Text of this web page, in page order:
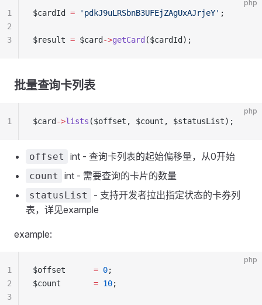
php
$cardId = 'pdkJ9uLRSbnB3UFEjZAgUxAJrjeY' ;
$result = $card ->getCard ($cardId);
1
2
3
批量查询卡列表
php
$card ->lists ($offset, $count, $statusList);
1
offset int - 查询卡列表的起始偏移量，从0开始
count int - 需要查询的卡片的数量
statusList
- 支持开发者拉出指定状态的卡券列
表，详见example
example:
php
$offset = 0;
$count = 10;
1
2
3